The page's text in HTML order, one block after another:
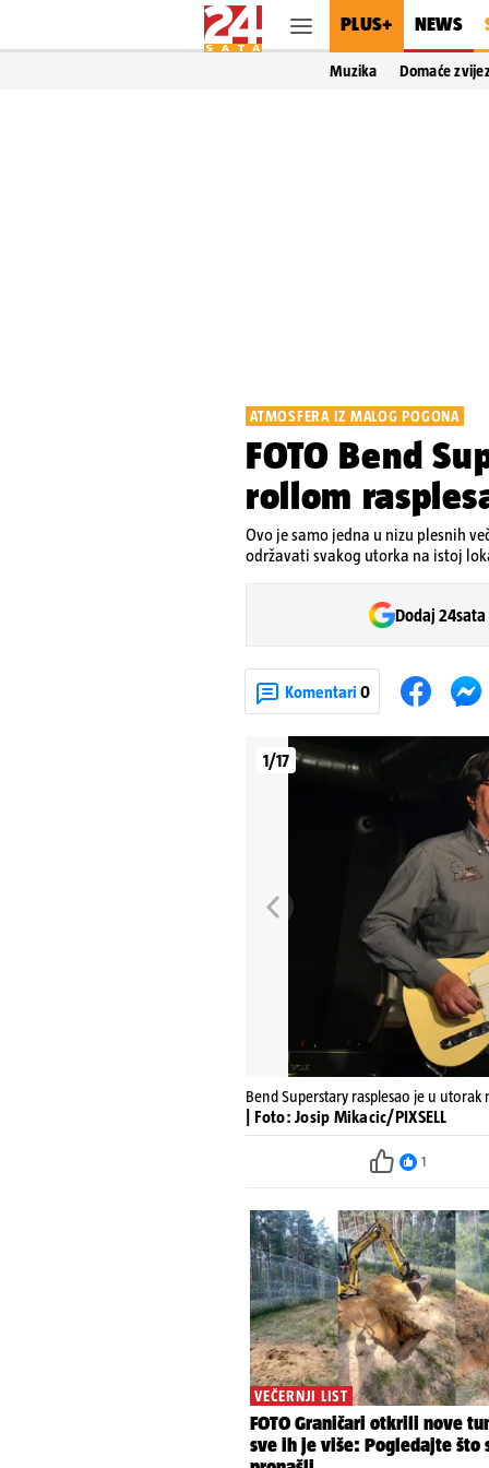
PLUS+ NEWS
Muzika Domaće
ATMOSFERA IZ MALOG POGONA
FOTO Bend
rollom
Ovo je samo jedna u nizu plesnih
održavati svakog utorka na istoj
Dodaj
Komentari 0
1/17
Bend Superstary rasplesao je u
| Foto: Josip Mikacic/PIXSELL
1